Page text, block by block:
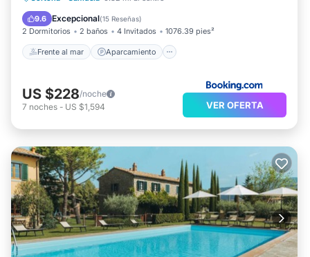
9.6 Excepcional(15 Reseñas)
2 Dormitorios 2 baños 4 Invitados 1076.39 pies²
Frente al mar Aparcamiento
Spa
US $228/noche
7 noches - US $1,594 VER OFERTA